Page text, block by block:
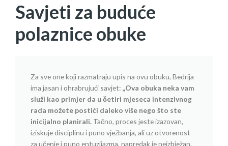
Savjeti za buduće
polaznice obuke
Za sve one koji razmatraju upis na ovu obuku, Bedrija
ima jasan i ohrabrujući savjet: „Ova obuka neka vam
služi kao primjer da u četiri mjeseca intenzivnog
rada možete postići daleko više nego što ste
inicijalno planirali. Tačno, proces jeste izazovan,
iziskuje disciplinu i puno vježbanja, ali uz otvorenost
za učenje i puno entuzijazma, napredak je neizbježan.